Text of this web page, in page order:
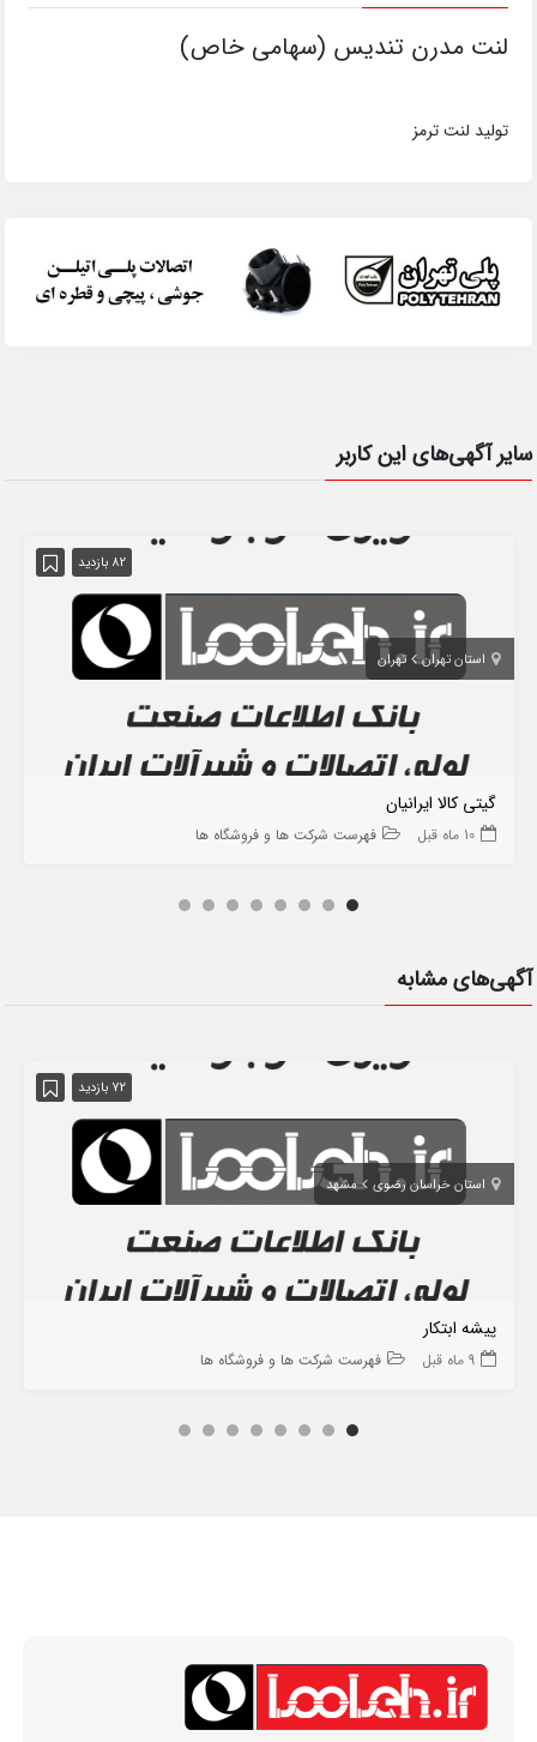
لنت مدرن تندیس (سهامی خاص)
تولید لنت ترمز
سایر آگهی‌های این کاربر
82 بازدید
استان تهران تهران
گیتی کالا ایرانیان
10 ماه قبل فهرست شرکت ها و فروشگاه ها
آگهی‌های مشابه
72 بازدید
استان خراسان رضوی مشهد
پیشه ابتکار
9 ماه قبل فهرست شرکت ها و فروشگاه ها